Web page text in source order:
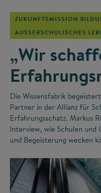
ZUKUNFTSMISSION
AUSSERSCHULISCHES
„Wir
Die Wissensfabrik
Partner in der Allianz für
Erfahrungsschatz. Markus
Interview, wie Schulen und
und Begeisterung wecken